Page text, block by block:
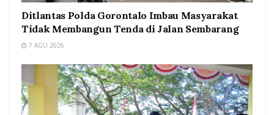
Ditlantas Polda Gorontalo Imbau Masyarakat
Tidak Membangun Tenda di Jalan Sembarang
7 AGU 2026